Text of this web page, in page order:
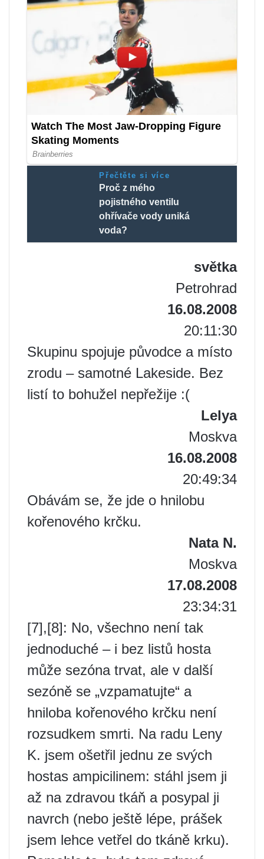
Přečtěte si více
Proč z mého
pojistného ventilu
ohřívače vody uniká
voda?
světka
Petrohrad
16.08.2008
20:11:30
Skupinu spojuje původce a místo
zrodu – samotné Lakeside. Bez
listí to bohužel nepřežije :(
Lelya
Moskva
16.08.2008
20:49:34
Obávám se, že jde o hnilobu
kořenového krčku.
Nata N.
Moskva
17.08.2008
23:34:31
[7],[8]: No, všechno není tak
jednoduché – i bez listů hosta
může sezóna trvat, ale v další
sezóně se „vzpamatujte“ a
hniloba kořenového krčku není
rozsudkem smrti. Na radu Leny
K. jsem ošetřil jednu ze svých
hostas ampicilinem: stáhl jsem ji
až na zdravou tkáň a posypal ji
navrch (nebo ještě lépe, prášek
jsem lehce vetřel do tkáně krku).